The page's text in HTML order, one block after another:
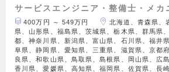
サービスエンジニア・整備士・メカ
400万円 ～ 549万円
北海道、青森県、
県、山形県、福島県、茨城県、栃木県、群馬県
都、神奈川県、新潟県、富山県、石川県、福井
阜県、静岡県、愛知県、三重県、滋賀県、京都
良県、和歌山県、鳥取県、島根県、岡山県、広
香川県、愛媛県、高知県、福岡県、佐賀県、長